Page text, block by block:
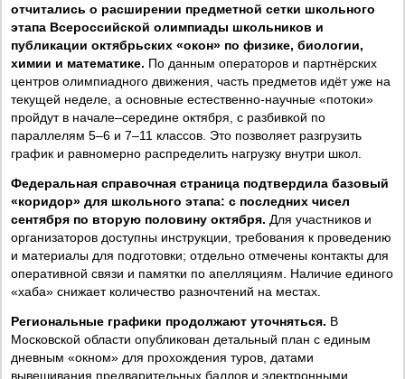
отчитались о расширении предметной сетки школьного
этапа Всероссийской олимпиады школьников и
публикации октябрьских «окон» по физике, биологии,
химии и математике. По данным операторов и партнёрских
центров олимпиадного движения, часть предметов идёт уже на
текущей неделе, а основные естественно-научные «потоки»
пройдут в начале–середине октября, с разбивкой по
параллелям 5–6 и 7–11 классов. Это позволяет разгрузить
график и равномерно распределить нагрузку внутри школ.
Федеральная справочная страница подтвердила базовый
«коридор» для школьного этапа: с последних чисел
сентября по вторую половину октября. Для участников и
организаторов доступны инструкции, требования к проведению
и материалы для подготовки; отдельно отмечены контакты для
оперативной связи и памятки по апелляциям. Наличие единого
«хаба» снижает количество разночтений на местах.
Региональные графики продолжают уточняться. В
Московской области опубликован детальный план с единым
дневным «окном» для прохождения туров, датами
вывешивания предварительных баллов и электронными